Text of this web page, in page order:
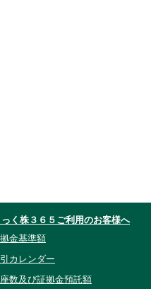
っく株３６５ご利用のお客様へ
金基準額
カレンダー
数及び証拠金預託額